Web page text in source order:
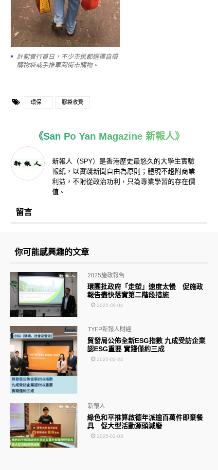
計劃實行首日，不少市民都選擇自帶
購物袋或手推車到街市購物。
環保 膠袋收費
《San Po Yan Magazine 新報人》
新報人（SPY）是香港歷史最悠久的大學生實驗
報紙，以實踐新聞自由為原則；體現不趨附商業
利益，不附從政治功利，只為專業學習的存在價
值。
留言
你可能感興趣的文章
環團批政府「走塑」速度太慢 促施政
報告盡快落實第二階段措施
2025施政報告
2025-09-04
貿發局公佈全新ESG指數 九成受訪企業
認ESG重要 實踐僅約三成
TYFP新報人財經
2025-02-24
綠色和平推算啟德年派逾百萬件即棄餐
具 促大型活動源頭減廢
新報人
2025-02-03